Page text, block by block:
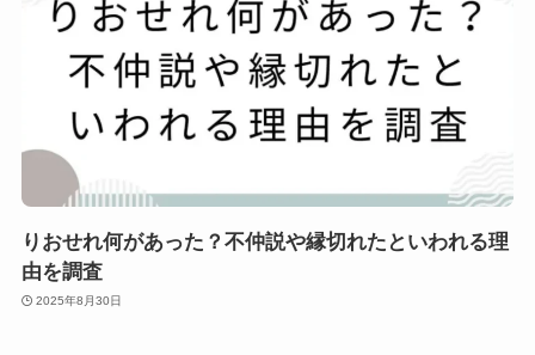
りおせれ何があった？不仲説や縁切れたといわれる理
由を調査
2025年8月30日